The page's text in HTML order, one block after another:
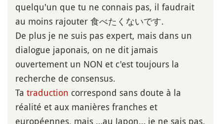
quelqu'un que tu ne connais pas, il faudrait
au moins rajouter 食べたくないです.
De plus je ne suis pas expert, mais dans un
dialogue japonais, on ne dit jamais
ouvertement un NON et c'est toujours la
recherche de consensus.
Ta traduction correspond sans doute à la
réalité et aux manières franches et
européennes, mais …au Japon… je ne sais pas.